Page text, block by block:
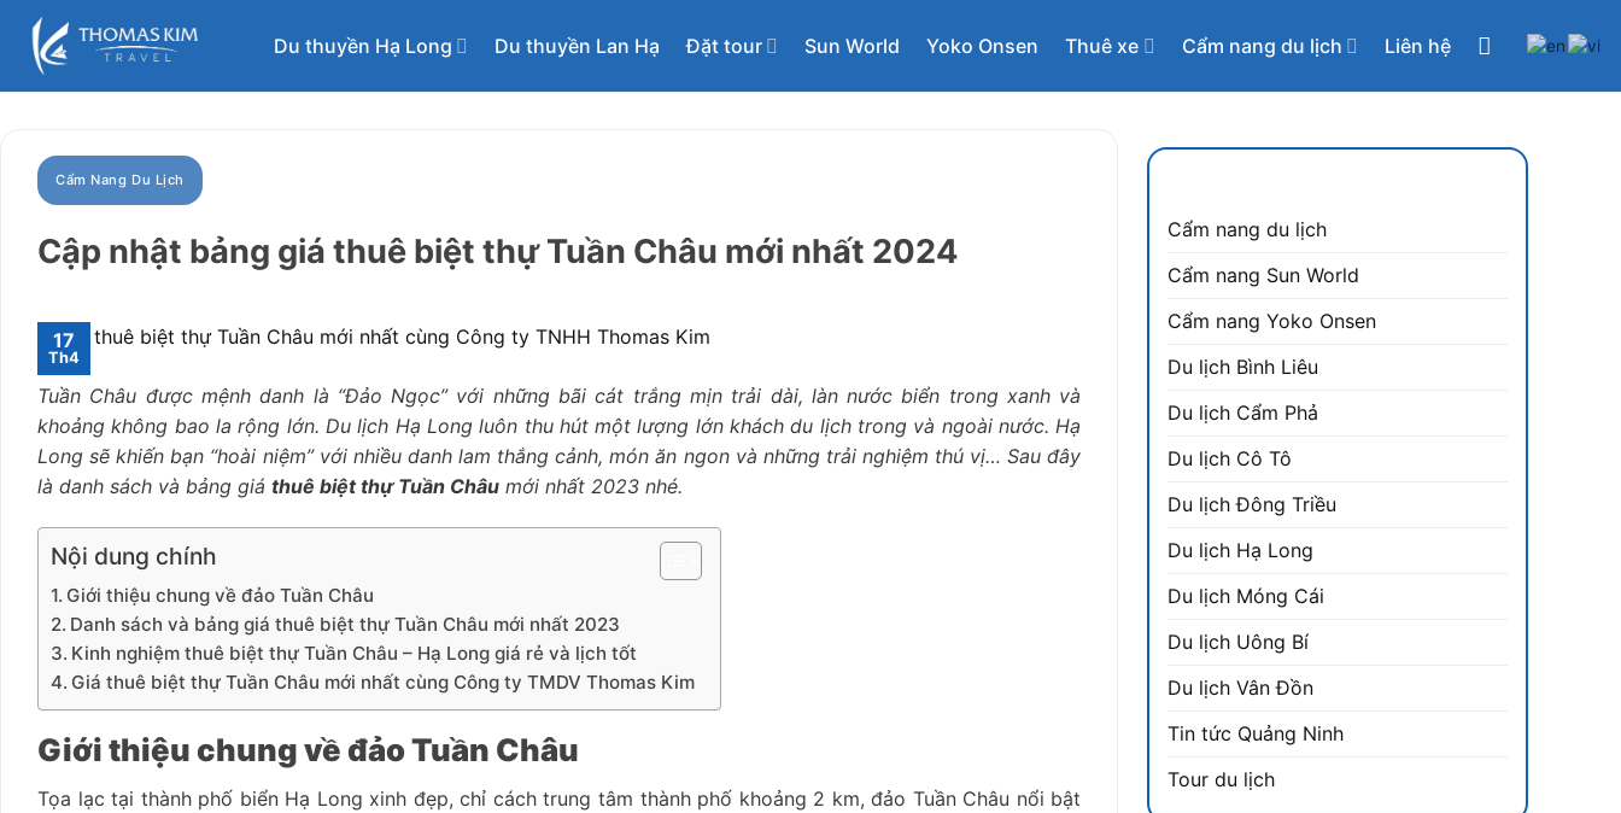
qua
Du thuyền Hạ Long Du thuyền Lan Hạ Đặt tour Sun World Yoko Onsen Thuê xe Cẩm nang du lịch Liên hệ
Cẩm Nang Du Lịch
Cập nhật bảng giá thuê biệt thự Tuần Châu mới nhất 2024
17
Th4
Tuần Châu được mệnh danh là “Đảo Ngọc” với những bãi cát trắng mịn trải dài, làn nước biển trong xanh và
khoảng không bao la rộng lớn. Du lịch Hạ Long luôn thu hút một lượng lớn khách du lịch trong và ngoài nước. Hạ
Long sẽ khiến bạn “hoài niệm” với nhiều danh lam thắng cảnh, món ăn ngon và những trải nghiệm thú vị… Sau đây
là danh sách và bảng giá thuê biệt thự Tuần Châu mới nhất 2023 nhé.
Nội dung chính
Giới thiệu chung về đảo Tuần Châu
Danh sách và bảng giá thuê biệt thự Tuần Châu mới nhất 2023
Kinh nghiệm thuê biệt thự Tuần Châu – Hạ Long giá rẻ và lịch tốt
Giá thuê biệt thự Tuần Châu mới nhất cùng Công ty TMDV Thomas Kim
Giới thiệu chung về đảo Tuần Châu
Tọa lạc tại thành phố biển Hạ Long xinh đẹp, chỉ cách trung tâm thành phố khoảng 2 km, đảo Tuần Châu nổi bật
Cẩm nang du lịch
Cẩm nang Sun World
Cẩm nang Yoko Onsen
Du lịch Bình Liêu
Du lịch Cẩm Phả
Du lịch Cô Tô
Du lịch Đông Triều
Du lịch Hạ Long
Du lịch Móng Cái
Du lịch Uông Bí
Du lịch Vân Đồn
Tin tức Quảng Ninh
Tour du lịch